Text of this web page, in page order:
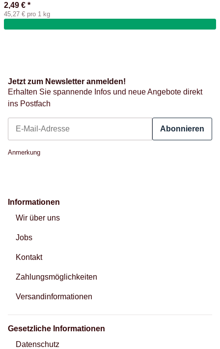
2,49 € *
45,27 € pro 1 kg
Jetzt zum Newsletter anmelden!
Erhalten Sie spannende Infos und neue Angebote direkt
ins Postfach
Abonnieren
Anmerkung
Informationen
Wir über uns
Jobs
Kontakt
Zahlungsmöglichkeiten
Versandinformationen
Gesetzliche Informationen
Datenschutz